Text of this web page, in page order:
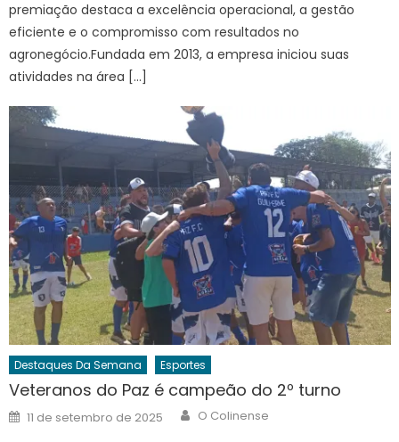
premiação destaca a excelência operacional, a gestão
eficiente e o compromisso com resultados no
agronegócio.Fundada em 2013, a empresa iniciou suas
atividades na área […]
Destaques Da Semana Esportes
Veteranos do Paz é campeão do 2º turno
Posted
on
11 de setembro de 2025 Author
O Colinense